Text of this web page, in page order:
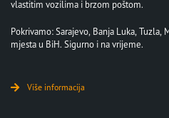
vlastitim vozilima i brzom poštom.
Pokrivamo: Sarajevo, Banja Luka, Tuzla,
mjesta u BiH. Sigurno i na vrijeme.
Više informacija